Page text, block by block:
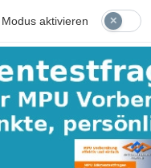
aktivieren